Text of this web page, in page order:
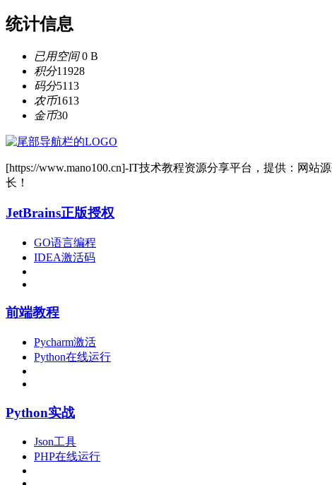
统计信息
已用空间0 B
积分11928
码分5113
农币1613
金币30
[https://www.mano100.cn]-IT技术教程资源分享平台，提供：网
长！
JetBrains正版授权
GO语言编程
IDEA激活码
前端教程
Pycharm激活
Python在线运行
Python实战
Json工具
PHP在线运行